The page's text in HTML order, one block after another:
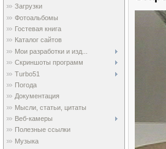
Загрузки
Фотоальбомы
Гостевая книга
Каталог сайтов
Мои разработки и изд...
Скриншоты программ
Turbo51
Погода
Документация
Мысли, статьи, цитаты
Веб-камеры
Полезные ссылки
Музыка